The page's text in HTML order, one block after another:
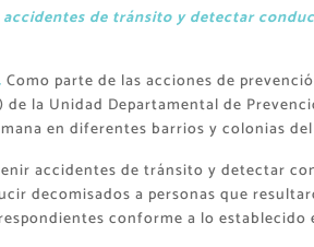
de tránsito y detectar
Como parte de las acciones de
la Unidad Departamental de
en diferentes barrios y colonias
accidentes de tránsito y detectar
decomisados a personas que
conforme a lo establecido